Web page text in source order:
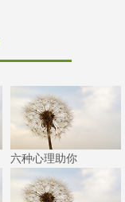
六种心理助你